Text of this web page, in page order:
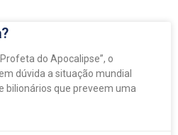
do Apocalipse”, o
dúvida a situação mundial
bilionários que preveem uma